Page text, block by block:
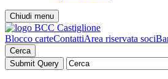
Chiudi menu
Blocco carteContattiArea riservata soci
Cerca